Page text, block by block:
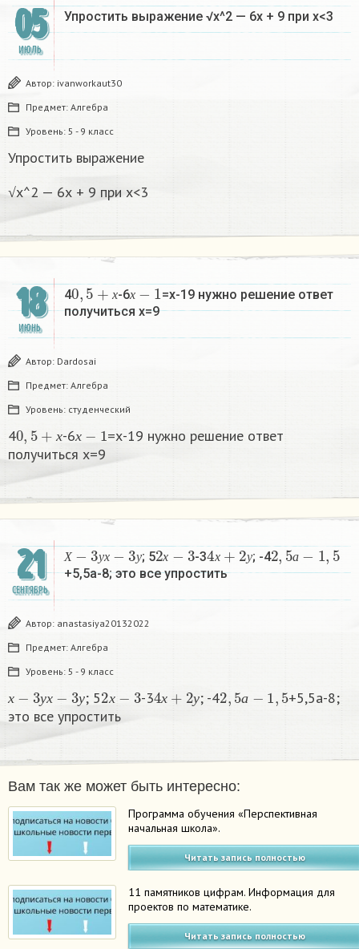
05
ИЮЛЬ
Упростить выражение √х^2 — 6х + 9 при х<3
Автор: ivanworkaut30
Предмет: Алгебра
Уровень: 5 - 9 класс
Упростить выражение
√х^2 — 6х + 9 при х<3
18
ИЮНЬ
4 х
0,5+х
-6х
х−1
=х-19 нужно решение ответ
получиться х=9
Автор: Dardosai
Предмет: Алгебра
Уровень: студенческий
4 х
0 5+ -6х
=х-19 нужно решение ответ
получиться х=9
21
СЕНТЯБРЬ
Х у
Х−3у
х у
х−3у
; 5 х
2х−3
-3 х у
4х +2у
; -4 а
2,5а−1,5
+5,5а-8; это все упростить
Автор: anastasiya20132022
Предмет: Алгебра
Уровень: 5 - 9 класс
х у
у
х у
у ; 5 х
2 -3 х у
4 у ; -4 а
2 5а 5
+5,5а-8;
это все упростить
Вам так же может быть интересно:
Программа обучения «Перспективная
начальная школа».
Читать запись полностью
11 памятников цифрам. Информация для
проектов по математике.
Читать запись полностью